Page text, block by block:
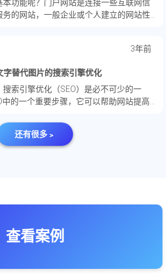
功能呢？门户网站是连接一些互联网信
的网站，一般企业或个人建立的网站性
3年前
字替代图片的搜索引擎优化
索引擎优化（SEO）是必不可少的一
的一个重要步骤，它可以帮助网站提高
还有很多﹥
查看案例